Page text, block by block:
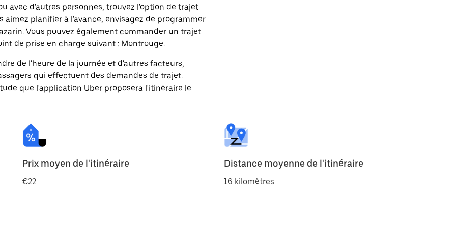
avec d'autres personnes, trouvez l'option de trajet
aimez planifier à l'avance, envisagez de programmer
Vous pouvez également commander un trajet
de prise en charge suivant : Montrouge.
de l'heure de la journée et d'autres facteurs,
qui effectuent des demandes de trajet.
que l'application Uber proposera l'itinéraire le
Prix moyen de l'itinéraire
€22
Distance moyenne de l'itinéraire
16 kilomètres